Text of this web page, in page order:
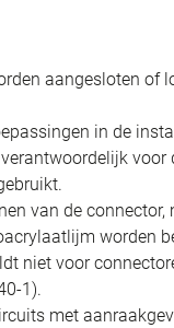
aangesloten
in de
van de
worden
niet voor
1).
met